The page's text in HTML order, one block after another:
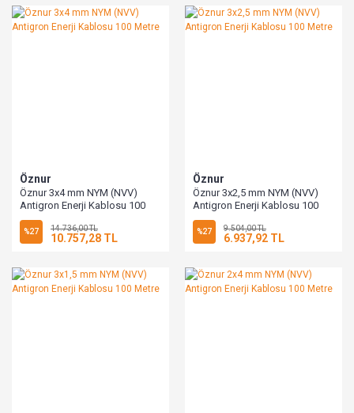
Öznur
Öznur 3x4 mm NYM (NVV)
Antigron Enerji Kablosu 100
Metre
%27 14.736,00 TL
10.757,28 TL
Öznur
Öznur 3x2,5 mm NYM (NVV)
Antigron Enerji Kablosu 100
Metre
%27 9.504,00 TL
6.937,92 TL